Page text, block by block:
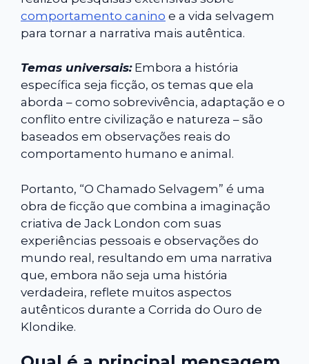
comportamento canino e a vida selvagem
para tornar a narrativa mais autêntica.
Temas universais:Embora a história
específica seja ficção, os temas que ela
aborda – como sobrevivência, adaptação e o
conflito entre civilização e natureza – são
baseados em observações reais do
comportamento humano e animal.
Portanto, “O Chamado Selvagem” é uma
obra de ficção que combina a imaginação
criativa de Jack London com suas
experiências pessoais e observações do
mundo real, resultando em uma narrativa
que, embora não seja uma história
verdadeira, reflete muitos aspectos
autênticos durante a Corrida do Ouro de
Klondike.